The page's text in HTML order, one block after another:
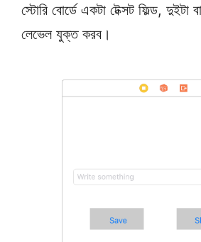
স্টোরি বোর্ডে একটা টেক্সট ফিল্ড, দুইটা
লেভেল যুক্ত করব।